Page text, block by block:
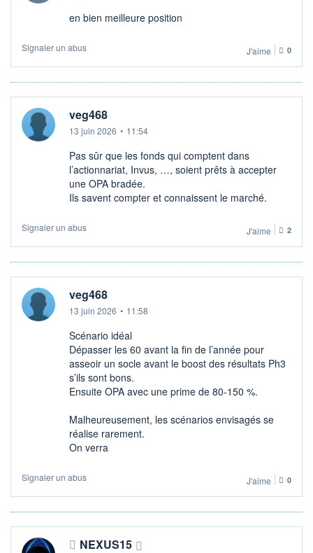
en bien meilleure position
Signaler un abus J'aime 0
veg468
13 juin 2026 • 11:54
Pas sûr que les fonds qui comptent dans
l’actionnariat, Invus, …, soient prêts à accepter
une OPA bradée.
Ils savent compter et connaissent le marché.
Signaler un abus J'aime 2
veg468
13 juin 2026 • 11:58
Scénario idéal
Dépasser les 60 avant la fin de l’année pour
asseoir un socle avant le boost des résultats Ph3
s’ils sont bons.
Ensuite OPA avec une prime de 80-150 %.
Malheureusement, les scénarios envisagés se
réalise rarement.
On verra
Signaler un abus J'aime 0
NEXUS15